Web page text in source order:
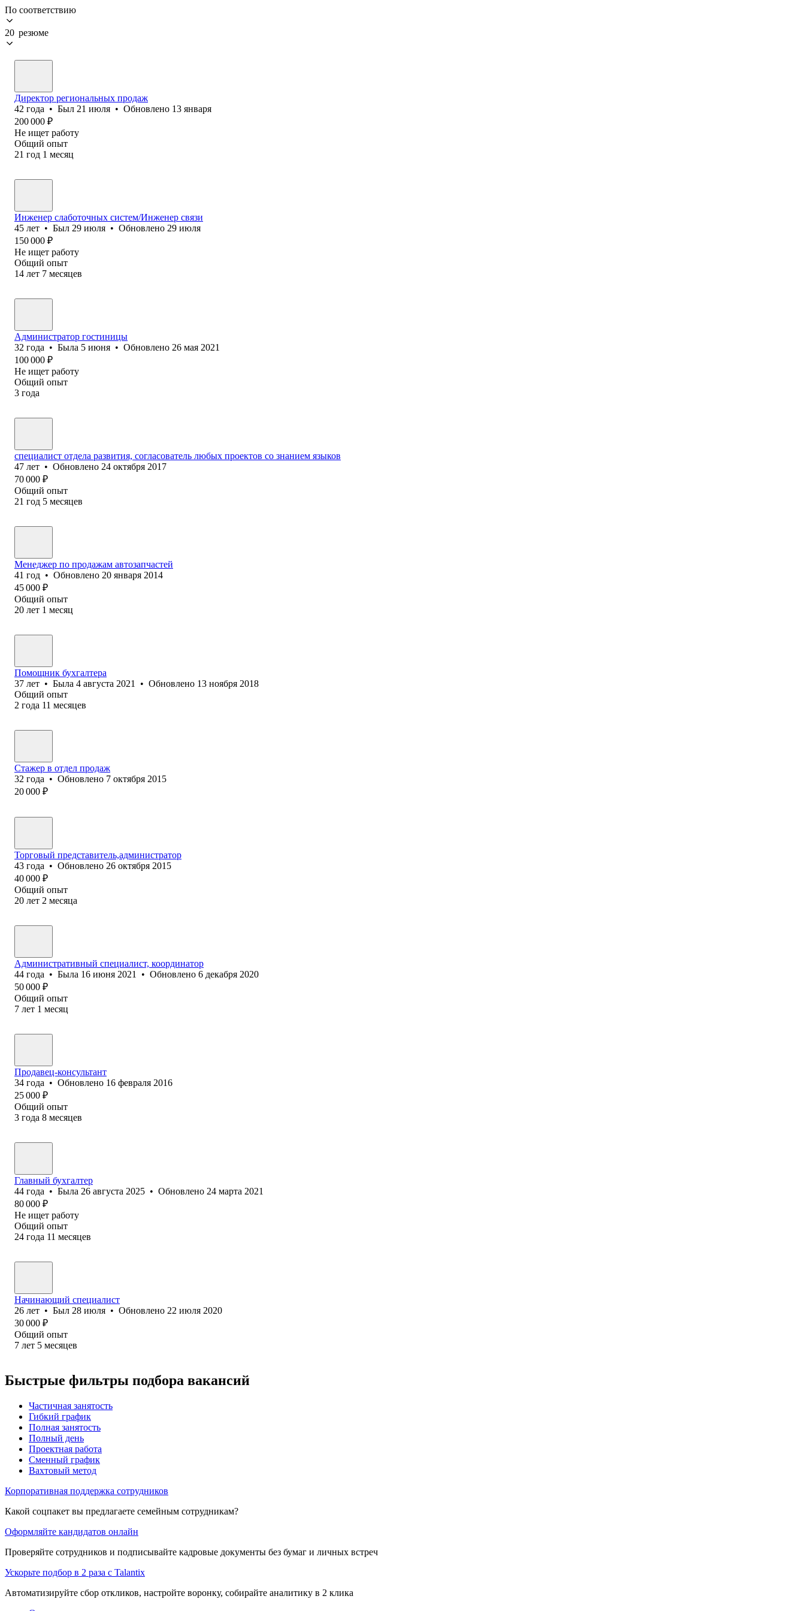
По соответствию
20 резюме
Директор региональных продаж
42 года • Был 21 июля • Обновлено 13 января
200 000 ₽
Не ищет работу
Общий опыт
21 год 1 месяц
Инженер слаботочных систем/Инженер связи
45 лет • Был 29 июля • Обновлено 29 июля
150 000 ₽
Не ищет работу
Общий опыт
14 лет 7 месяцев
Администратор гостиницы
32 года • Была 5 июня • Обновлено 26 мая 2021
100 000 ₽
Не ищет работу
Общий опыт
3 года
специалист отдела развития, согласователь любых проектов со знанием языков
47 лет • Обновлено 24 октября 2017
70 000 ₽
Общий опыт
21 год 5 месяцев
Менеджер по продажам автозапчастей
41 год • Обновлено 20 января 2014
45 000 ₽
Общий опыт
20 лет 1 месяц
Помощник бухгалтера
37 лет • Была 4 августа 2021 • Обновлено 13 ноября 2018
Общий опыт
2 года 11 месяцев
Стажер в отдел продаж
32 года • Обновлено 7 октября 2015
20 000 ₽
Торговый представитель,администратор
43 года • Обновлено 26 октября 2015
40 000 ₽
Общий опыт
20 лет 2 месяца
Административный специалист, координатор
44 года • Была 16 июня 2021 • Обновлено 6 декабря 2020
50 000 ₽
Общий опыт
7 лет 1 месяц
Продавец-консультант
34 года • Обновлено 16 февраля 2016
25 000 ₽
Общий опыт
3 года 8 месяцев
Главный бухгалтер
44 года • Была 26 августа 2025 • Обновлено 24 марта 2021
80 000 ₽
Не ищет работу
Общий опыт
24 года 11 месяцев
Начинающий специалист
26 лет • Был 28 июля • Обновлено 22 июля 2020
30 000 ₽
Общий опыт
7 лет 5 месяцев
Быстрые фильтры подбора вакансий
Частичная занятость
Гибкий график
Полная занятость
Полный день
Проектная работа
Сменный график
Вахтовый метод
Корпоративная поддержка сотрудников
Какой соцпакет вы предлагаете семейным сотрудникам?
Оформляйте кандидатов онлайн
Проверяйте сотрудников и подписывайте кадровые документы без бумаг и личных встреч
Ускорьте подбор в 2 раза с Talantix
Автоматизируйте сбор откликов, настройте воронку, собирайте аналитику в 2 клика